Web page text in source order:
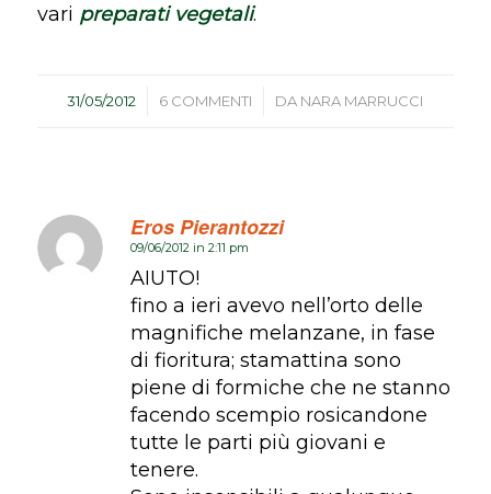
vari preparati vegetali.
31/05/2012
/ 6 COMMENTI
/ DA NARA MARRUCCI
Eros Pierantozzi
dice:
09/06/2012 in 2:11 pm
AIUTO!
fino a ieri avevo nell’orto delle
magnifiche melanzane, in fase
di fioritura; stamattina sono
piene di formiche che ne stanno
facendo scempio rosicandone
tutte le parti più giovani e
tenere.